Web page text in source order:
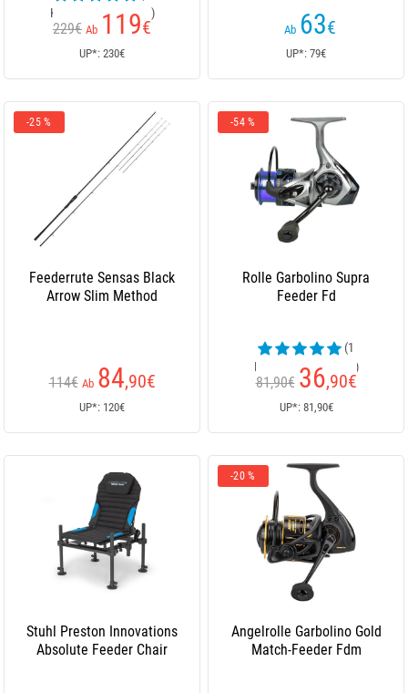
Kundenrezensionen)
229€ Ab 119€
UP*: 230€
Ab 63€
UP*: 79€
-25 %
Feederrute Sensas Black
Arrow Slim Method
114€ Ab 84,90€
UP*: 120€
-54 %
Rolle Garbolino Supra
Feeder Fd
(1
Kundenrezensionen)
81,90€ 36,90€
UP*: 81,90€
Stuhl Preston Innovations
Absolute Feeder Chair
-20 %
Angelrolle Garbolino Gold
Match-Feeder Fdm